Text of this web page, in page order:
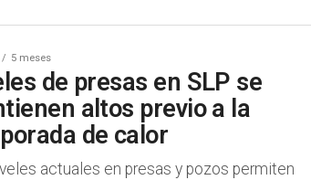
5 meses
de presas en SLP se
altos previo a la
de calor
actuales en presas y pozos permiten